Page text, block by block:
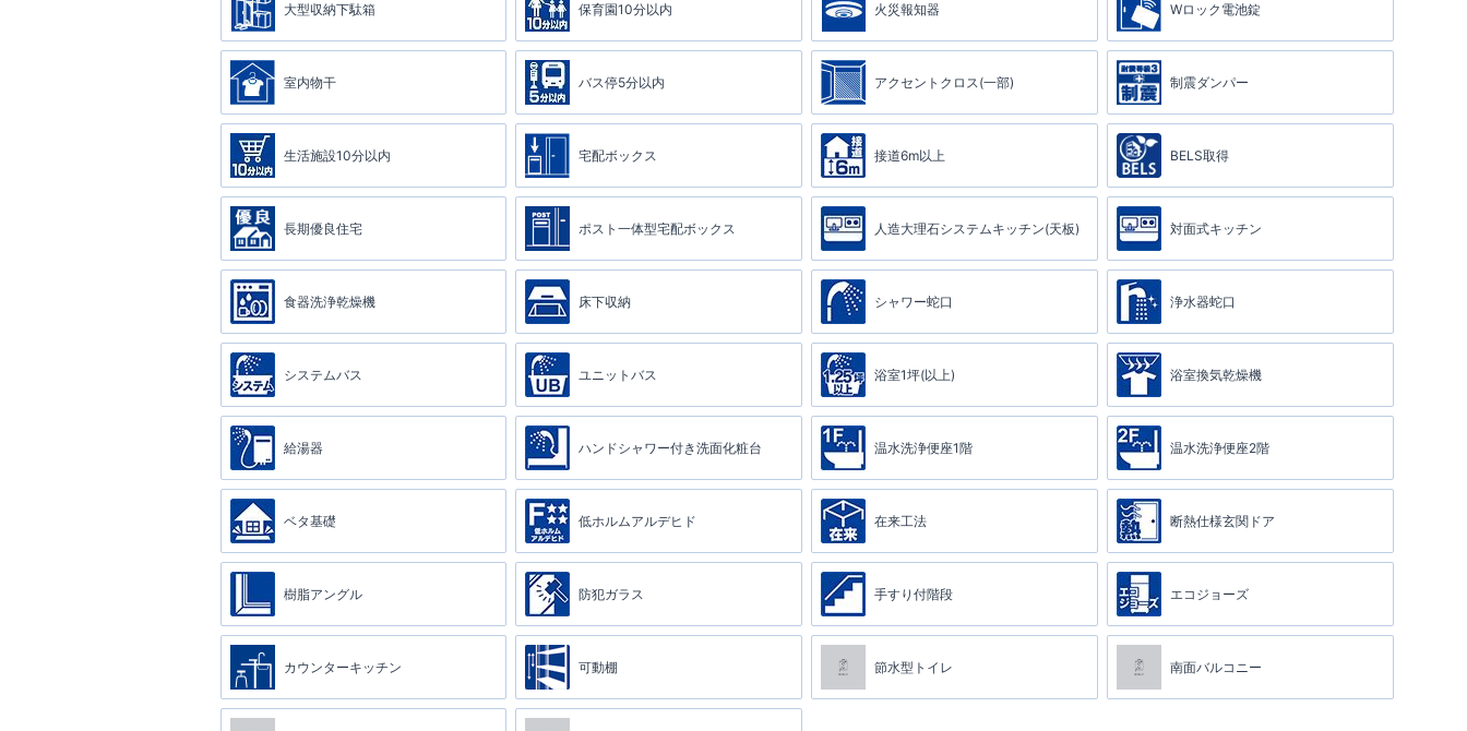
大型収納下駄箱 保育園10分以内 火災報知器 Wロック電池錠
室内物干 バス停5分以内 アクセントクロス(一部) 制震ダンパー
生活施設10分以内 宅配ボックス 接道6m以上 BELS取得
長期優良住宅 ポスト一体型宅配ボックス 人造大理石システムキッチン(天板) 対面式キッチン
食器洗浄乾燥機 床下収納 シャワー蛇口 浄水器蛇口
システムバス ユニットバス 浴室1坪(以上) 浴室換気乾燥機
給湯器 ハンドシャワー付き洗面化粧台 温水洗浄便座1階 温水洗浄便座2階
ベタ基礎 低ホルムアルデヒド 在来工法 断熱仕様玄関ドア
樹脂アングル 防犯ガラス 手すり付階段 エコジョーズ
カウンターキッチン 可動棚 節水型トイレ 南面バルコニー